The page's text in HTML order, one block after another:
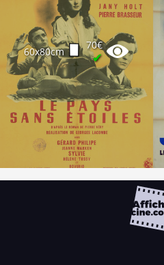
60x80cm
70€
✔